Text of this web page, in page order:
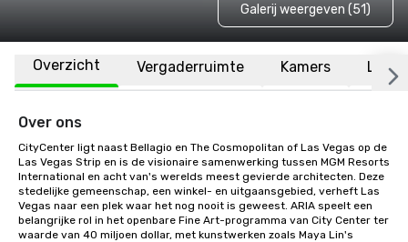
Galerij weergeven (51)
Overzicht Vergaderruimte Kamers
Over ons
CityCenter ligt naast Bellagio en The Cosmopolitan of Las Vegas op de
Las Vegas Strip en is de visionaire samenwerking tussen MGM Resorts
International en acht van's werelds meest gevierde architecten. Deze
stedelijke gemeenschap, een winkel- en uitgaansgebied, verheft Las
Vegas naar een plek waar het nog nooit is geweest. ARIA speelt een
belangrijke rol in het openbare Fine Art-programma van City Center ter
waarde van 40 miljoen dollar, met kunstwerken zoals Maya Lin's